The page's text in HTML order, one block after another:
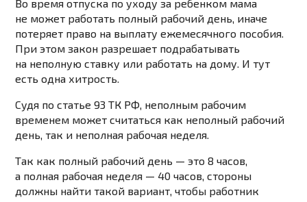
Во времяотпуска по уходу за ребенком мама
не может работать полный рабочий день, иначе
потеряет право на выплату ежемесячного пособия.
При этом закон разрешает подрабатывать
на неполную ставку или работать на дому. И тут
есть одна хитрость.
Судя по статье 93 ТК РФ, неполным рабочим
временем может считаться как неполный рабочий
день, так и неполная рабочая неделя.
Так как полный рабочий день — это 8 часов,
а полная рабочая неделя — 40 часов, стороны
должны найти такой вариант, чтобы работник